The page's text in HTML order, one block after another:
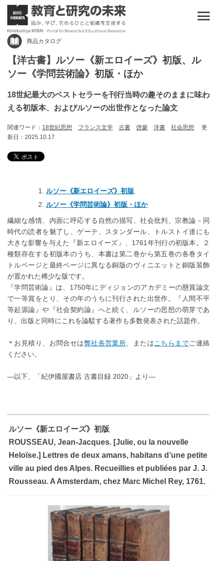
商品カタログ
【洋古書】ルソー《新エロイーズ》初版、ル
ソー《学問芸術論》初版・ほか
18世紀最大のベストセラーを刊行当時の趣そのままに味わ
える初版本、およびルソーの出世作となった論文
関連ワード： 18世紀思想 フランス文学 古書 啓蒙 洋書 社会思想
更
新日：2025.10.17
ルソー《新エロイーズ》初版
ルソー《学問芸術論》初版・ほか
繊細な感情、内面に呼応する自然の描写、社会批判、宗教論－同
時代の読者を魅了し、ゲーテ、スタンダール、トルストイ達にも
大きな影響を与えた『新エロイーズ』、1761年刊行の初版本。２
種類存在する初版本のうち、本書は第二巻から第五巻の各巻タイ
トルページと最終ページに異なる銅版のヴィニエットと銅版装飾
が置かれた稀少な版です。
『学問芸術論』は、1750年にディジョンのアカデミーの懸賞論文
で一等賞をとり、その年のうちに刊行された出世作。『人間不平
等起源論』や『社会契約論』へと続く、ルソーの思想の萌芽であ
り、出版と同時にこれを論駁する著作も多数発表された話題作。
＊お見積り、お問合せは弊社各営業所 、またはこちらまでご連絡
ください。
—以下、「紀伊國屋書店 古書目録 2020」より—
ルソー《新エロイーズ》初版
ROUSSEAU, Jean-Jacques. [Julie, ou la nouvelle
Heloïse.] Lettres de deux amans, habitans d’une petite
ville au pied des Alpes. Recueillies et publiées par J. J.
Rousseau. A Amsterdam, chez Marc Michel Rey, 1761.